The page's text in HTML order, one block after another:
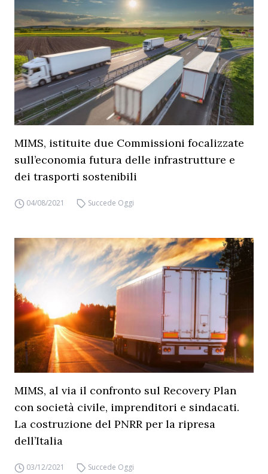
MIMS, istituite due Commissioni focalizzate
sull’economia futura delle infrastrutture e
dei trasporti sostenibili
04/08/2021 Succede Oggi
MIMS, al via il confronto sul Recovery Plan
con società civile, imprenditori e sindacati.
La costruzione del PNRR per la ripresa
dell’Italia
03/12/2021 Succede Oggi